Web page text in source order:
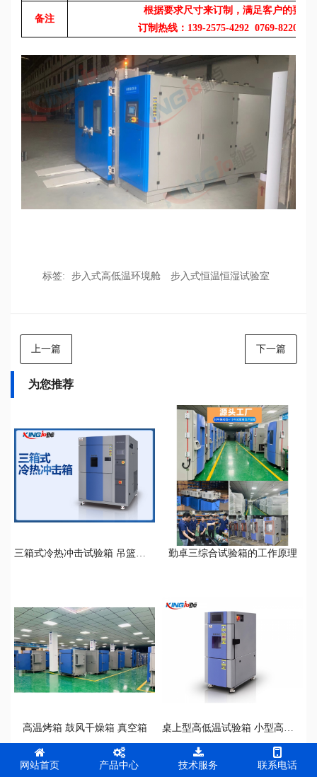
备注
根据要求尺寸来订制，满足客户的要求
订制热线： 139-2575-4292 0769-82205757
标签: 步入式高低温环境舱 步入式恒温恒湿试验室
上一篇 下一篇
为您推荐
勤卓三综合试验箱的工作原理
高温烤箱 鼓风干燥箱 真空箱 桌上型高低温试验箱 小型高低温循环试验箱
网站首页 产品中心 技术服务 联系电话